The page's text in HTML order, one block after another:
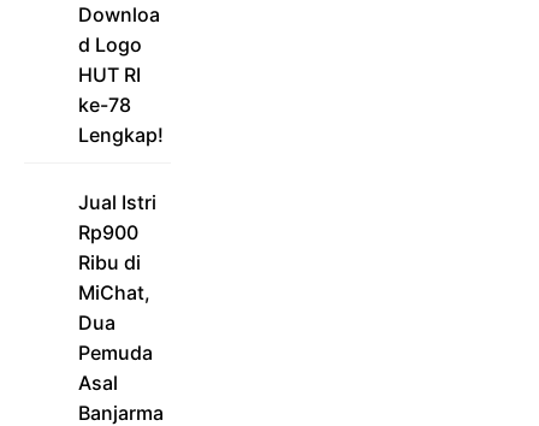
Downloa
d Logo
HUT RI
ke-78
Lengkap!
Jual Istri
Rp900
Ribu di
MiChat,
Dua
Pemuda
Asal
Banjarma